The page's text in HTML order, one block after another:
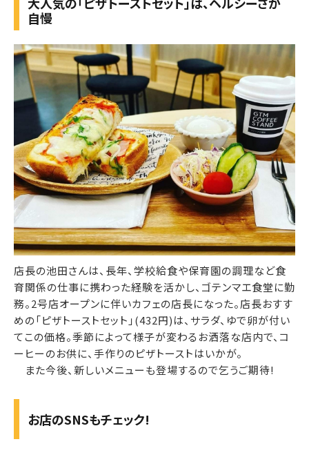
自慢
店長の池田さんは、長年、学校給食や保育園の調理など食
育関係の仕事に携わった経験を活かし、ゴテンマエ食堂に勤
務。2号店オープンに伴いカフェの店長になった。店長おすす
めの「ピザトーストセット」(432円)は、サラダ、ゆで卵が付い
てこの価格。季節によって様子が変わるお洒落な店内で、コ
ーヒーのお供に、手作りのピザトーストはいかが。
また今後、新しいメニューも登場するので乞うご期待!
お店のSNSもチェック!